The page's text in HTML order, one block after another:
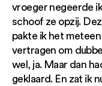
vroeger negeerde
schoof ze opzij.
pakte ik het
vertragen om
wel, ja. Maar dan
geklaard. En zat ik